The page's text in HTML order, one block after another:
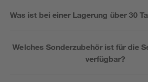
Was ist bei einer Lagerung über 30
Welches Sonderzubehör ist für die
verfügbar?